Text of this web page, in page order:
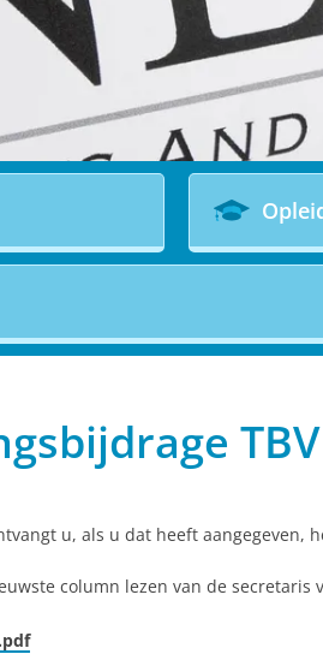
u, als u dat heeft aangegeven,
column lezen van de secretaris